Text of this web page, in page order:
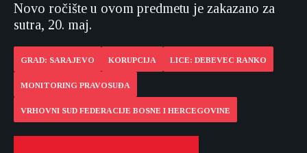
Novo ročište u ovom predmetu je zakazano za
sutra, 20. maj.
GRAD: SARAJEVO KORUPCIJA LICE: DEBEVEC RANKO
MONITORING PRAVOSUĐA
VRHOVNI SUD FEDERACIJE BOSNE I HERCEGOVINE